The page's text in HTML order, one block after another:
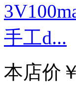
手工d...
本店价